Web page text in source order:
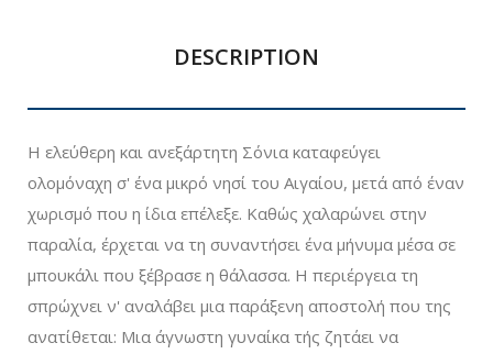
DESCRIPTION
Η ελεύθερη και ανεξάρτητη Σόνια καταφεύγει
ολομόναχη σ' ένα μικρό νησί του Αιγαίου, μετά από έναν
χωρισμό που η ίδια επέλεξε. Καθώς χαλαρώνει στην
παραλία, έρχεται να τη συναντήσει ένα μήνυμα μέσα σε
μπουκάλι που ξέβρασε η θάλασσα. Η περιέργεια τη
σπρώχνει ν' αναλάβει μια παράξενη αποστολή που της
ανατίθεται: Μια άγνωστη γυναίκα τής ζητάει να